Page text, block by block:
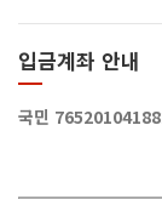
입금계좌 안내
국민